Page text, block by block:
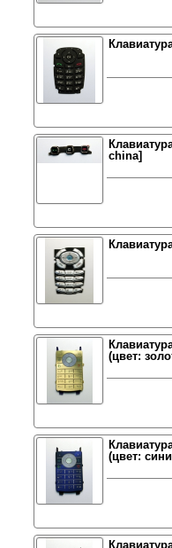
china]
(цвет:
(цвет: